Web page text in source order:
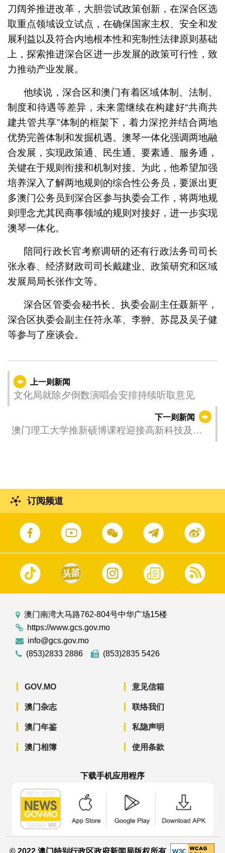
刀阔斧推进改革，大胆尝试政策创新，在深合区选
取重点领域设立试点，在确保国家主权、安全和发
展利益以及符合内地根本性和宪制性法律原则基础
上，探索推进深合区进一步发展的政策可行性，致
力推动产业发展。
他续说，深合区和澳门有着区域体制、法制、
制度和待遇等差异，未来需继续在构建好“共商共
建共管共享”体制的框架下，着力深挖并结合两地
优势完善体制和发掘机遇。澳琴一体化强调两地融
合发展，实现政策通、民生通、要素通、服务通，
关键在于规则衔接和机制对接。为此，他希望加强
培养深入了解两地规则的综合性公务员，要派出更
多澳门公务员到深合区参与执委会工作，将两地规
则理念尤其民商事领域的规则对接好，进一步实现
澳琴一体化。
陪同行政长官考察调研的还有行政法务司司长
张永春、经济财政司司长戴建业、政策研究和区域
发展局局长张作文等。
深合区管委会秘书长、执委会副主任聂新平，
深合区执委会副主任符永革、李翀、苏昆及吴子健
等参与了座谈会。
上一则新闻
文化局就除夕倒数演唱会安排持续听取意见
下一则新闻
澳门理工大学推新硕博课程迎接高新科技及大
订阅频道
澳门南湾大马路762-804号中华广场15楼
https://www.gcs.gov.mo
info@gcs.gov.mo
(853)2833 2886
(853)2835 5426
GOV.MO
澳门杂志
澳门年鉴
澳门相簿
意见信箱
联络我们
私隐声明
使用条款
下载手机应用程序
© 2022 澳门特别行政区政府新闻局版权所有